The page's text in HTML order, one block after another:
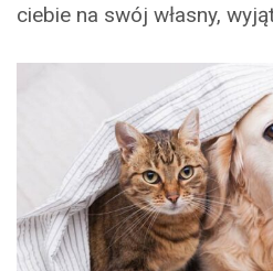
ciebie na swój własny,